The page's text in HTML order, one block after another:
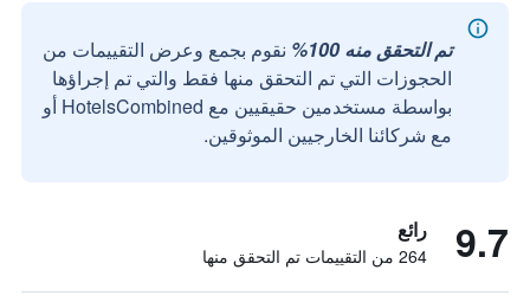
تم التحقق منه 100%
نقوم بجمع وعرض التقييمات من
الحجوزات التي تم التحقق منها فقط والتي تم إجراؤها
بواسطة مستخدمين حقيقيين مع HotelsCombined أو
مع شركائنا الخارجيين الموثوقين.
9.7 رائع
264 من التقييمات تم التحقق منها